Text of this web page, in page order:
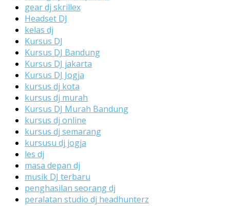
gear dj skrillex
Headset DJ
kelas dj
Kursus DJ
Kursus DJ Bandung
Kursus DJ jakarta
Kursus DJ Jogja
kursus dj kota
kursus dj murah
Kursus DJ Murah Bandung
kursus dj online
kursus dj semarang
kursusu dj jogja
les dj
masa depan dj
musik DJ terbaru
penghasilan seorang dj
peralatan studio dj headhunterz